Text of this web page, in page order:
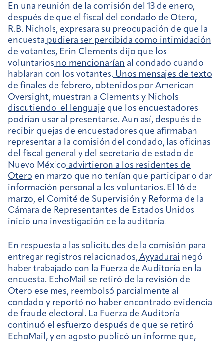
En una reunión de la comisión del 13 de enero,
después de que el fiscal del condado de Otero,
R.B. Nichols, expresara su preocupación de que la
encuesta pudiera ser percibida como intimidación
de votantes, Erin Clements dijo que los
voluntarios no mencionarían al condado cuando
hablaran con los votantes. Unos mensajes de texto
de finales de febrero, obtenidos por American
Oversight, muestran a Clements y Nichols
discutiendo el lenguaje que los encuestadores
podrían usar al presentarse. Aun así, después de
recibir quejas de encuestadores que afirmaban
representar a la comisión del condado, las oficinas
del fiscal general y del secretario de estado de
Nuevo México advirtieron a los residentes de
Otero en marzo que no tenían que participar o dar
información personal a los voluntarios. El 16 de
marzo, el Comité de Supervisión y Reforma de la
Cámara de Representantes de Estados Unidos
inició una investigación de la auditoría.
En respuesta a las solicitudes de la comisión para
entregar registros relacionados, Ayyadurai negó
haber trabajado con la Fuerza de Auditoría en la
encuesta. EchoMail se retiró de la revisión de
Otero ese mes, reembolsó parcialmente al
condado y reportó no haber encontrado evidencia
de fraude electoral. La Fuerza de Auditoría
continuó el esfuerzo después de que se retiró
EchoMail, y en agosto publicó un informe que,